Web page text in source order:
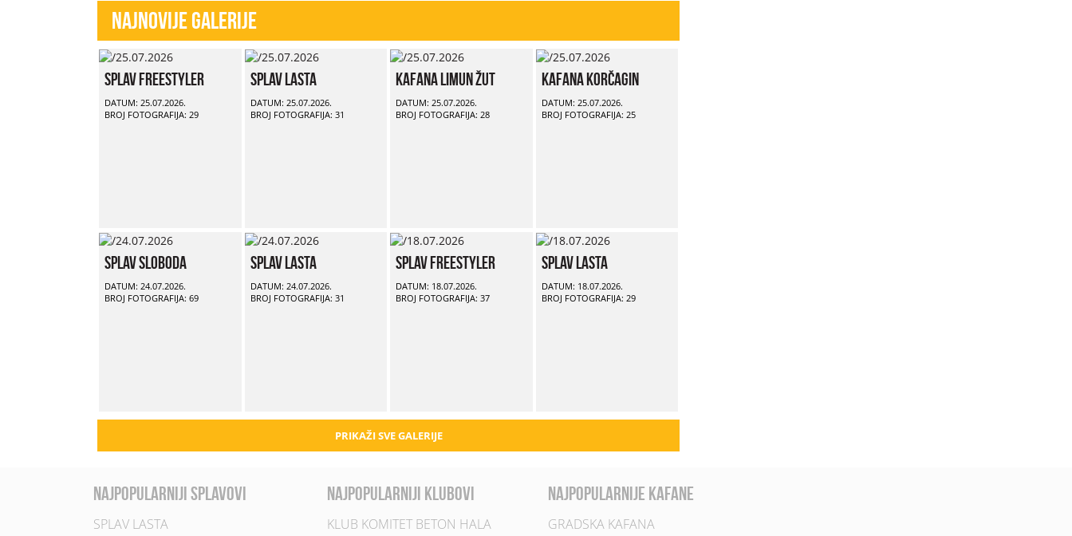
Najnovije Galerije
Splav Freestyler
DATUM: 25.07.2026.
BROJ FOTOGRAFIJA: 29
Splav Lasta
DATUM: 25.07.2026.
BROJ FOTOGRAFIJA: 31
Kafana Limun Žut
DATUM: 25.07.2026.
BROJ FOTOGRAFIJA: 28
Kafana Korčagin
DATUM: 25.07.2026.
BROJ FOTOGRAFIJA: 25
Splav Sloboda
DATUM: 24.07.2026.
BROJ FOTOGRAFIJA: 69
Splav Lasta
DATUM: 24.07.2026.
BROJ FOTOGRAFIJA: 31
Splav Freestyler
DATUM: 18.07.2026.
BROJ FOTOGRAFIJA: 37
Splav Lasta
DATUM: 18.07.2026.
BROJ FOTOGRAFIJA: 29
PRIKAŽI SVE GALERIJE
najpopularniji splavovi
SPLAV LASTA
najpopularniji klubovi
KLUB KOMITET BETON HALA
najpopularnije kafane
GRADSKA KAFANA